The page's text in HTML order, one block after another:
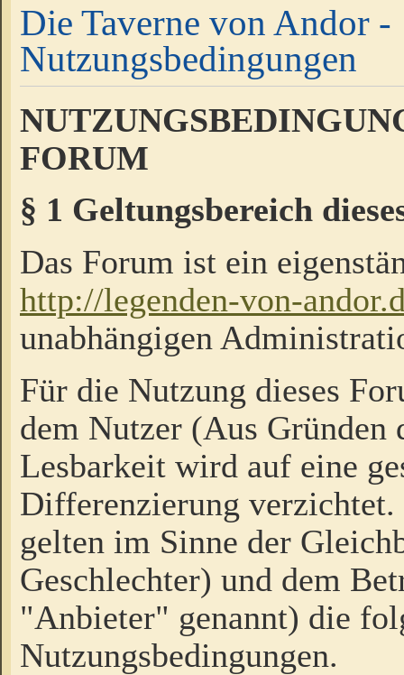
Die Taverne von Andor -
Nutzungsbedingungen
FORUM
§ 1 Geltungsbereich
Das Forum ist ein
http://legenden-von-
unabhängigen
Für die Nutzung dieses
dem Nutzer (Aus Gründen
Lesbarkeit wird auf eine
Differenzierung
gelten im Sinne der
Geschlechter) und dem
"Anbieter" genannt) die
Nutzungsbedingungen.